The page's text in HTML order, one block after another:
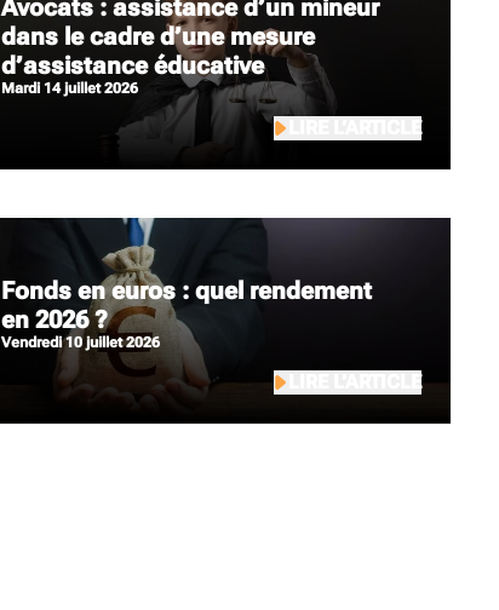
Avocats : assistance d’un mineur
dans le cadre d’une mesure
d’assistance éducative
mardi 14 juillet 2026
Fonds en euros : quel rendement
en 2026 ?
vendredi 10 juillet 2026